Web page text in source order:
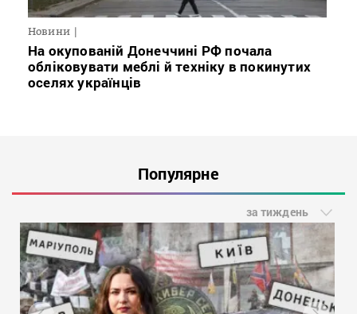
Новини
На окупованій Донеччині РФ почала
обліковувати меблі й техніку в покинутих
оселях українців
Популярне
за тиждень